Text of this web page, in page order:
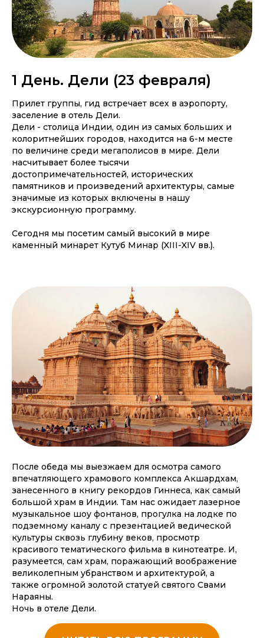
1 День. Дели (23 февраля)
Прилет группы, гид встречает всех в аэропорту,
заселение в отель Дели.
Дели - столица Индии, один из самых больших и
колоритнейших городов, находится на 6-м месте
по величине среди мегаполисов в мире. Дели
насчитывает более тысячи
достопримечательностей, исторических
памятников и произведений архитектуры, самые
значимые из которых включены в нашу
экскурсионную программу.
Сегодня мы посетим самый высокий в мире
каменный минарет Кутуб Минар (XIII-XIV вв.).
После обеда мы выезжаем для осмотра самого
впечатляющего храмового комплекса Акшардхам,
занесенного в книгу рекордов Гиннеса, как самый
большой храм в Индии. Там нас ожидает лазерное
музыкальное шоу фонтанов, прогулка на лодке по
подземному каналу с презентацией ведической
культуры сквозь глубину веков, просмотр
красивого тематического фильма в кинотеатре. И,
разумеется, сам храм, поражающий воображение
великолепным убранством и архитектурой, а
также огромной золотой статуей святого Свами
Нараяны.
Ночь в отеле Дели.